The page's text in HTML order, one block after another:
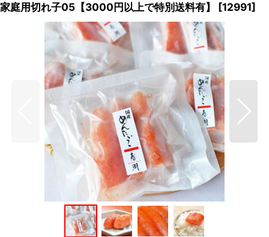
家庭用切れ子05【3000円以上で特別送料有】
[12991]